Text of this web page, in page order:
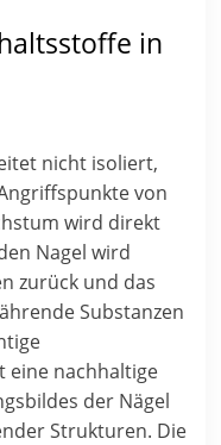
in
nicht isoliert,
von
wird direkt
Nagel wird
zurück und das
Substanzen
eine nachhaltige
der Nägel
Strukturen. Die